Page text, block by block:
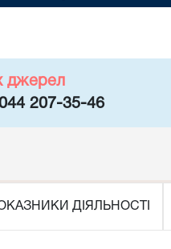
джерел
207-35-46
ДІЯЛЬНОСТІ